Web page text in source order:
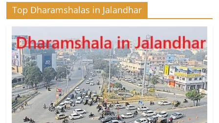
Top Dharamshalas in Jalandhar